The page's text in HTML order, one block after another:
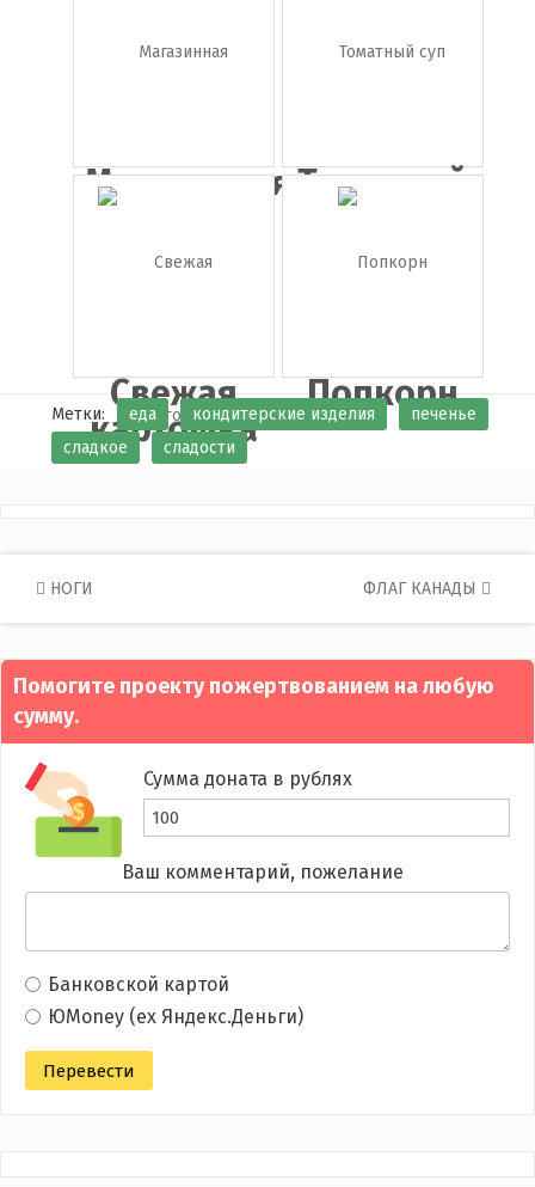
Магазинная
тележк...
Томатный
суп
Свежая
картошка
Попкорн
Метки: еда кондитерские изделия
печенье
сладкое
сладости
Post
navigation
НОГИ ФЛАГ КАНАДЫ
Помогите проекту пожертвованием на любую
сумму.
Сумма доната в рублях
Ваш комментарий, пожелание
Банковской картой
ЮMoney (ex Яндекс.Деньги)